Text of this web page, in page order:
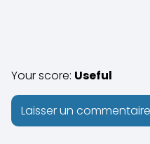
Your score: Useful